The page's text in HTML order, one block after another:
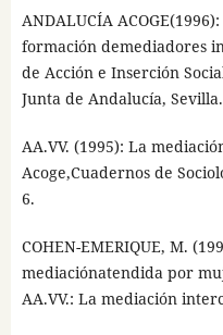
ANDALUCÍA
formación demediadores
de Acción e Inserción
Junta de Andalucía, Sevilla.
AA.VV. (1995): La
Acoge,Cuadernos de
6.
COHEN-EMERIQUE, M.
mediaciónatendida por
AA.VV.: La mediación